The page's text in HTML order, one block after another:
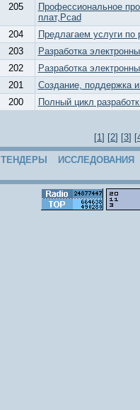
205
Профессиональное
плат,Pcad
204
Предлагаем услуги по
203
Разработка
202
Разработка
201
Создание, поддержка
200
Полный цикл
[1] [2] [3] [
ТЕНДЕРЫ ИССЛЕДОВАНИЯ